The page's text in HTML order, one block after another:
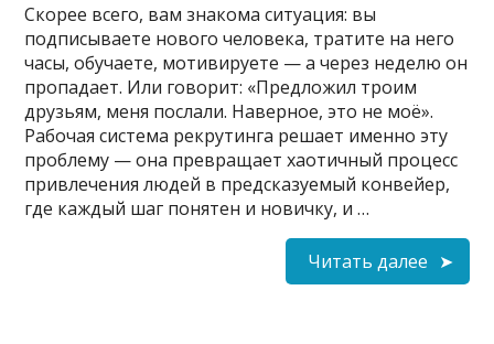
Cкорее всего, вам знакома ситуация: вы
подписываете нового человека, тратите на него
часы, обучаете, мотивируете — а через неделю он
пропадает. Или говорит: «Предложил троим
друзьям, меня послали. Наверное, это не моё».
Рабочая система рекрутинга решает именно эту
проблему — она превращает хаотичный процесс
привлечения людей в предсказуемый конвейер,
где каждый шаг понятен и новичку, и …
Читать далее